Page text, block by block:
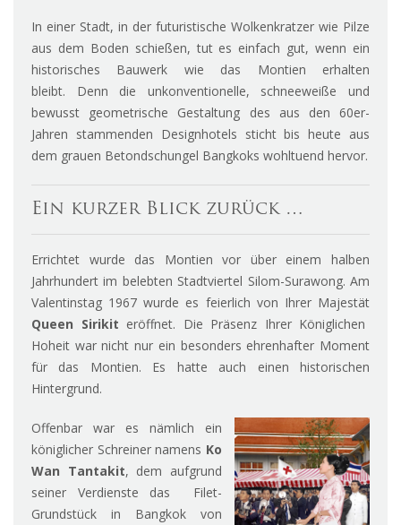
In einer Stadt, in der futuristische Wolkenkratzer wie Pilze
aus dem Boden schießen, tut es einfach gut, wenn ein
historisches Bauwerk wie das Montien erhalten
bleibt. Denn die unkonventionelle, schneeweiße und
bewusst geometrische Gestaltung des aus den 60er-
Jahren stammenden Designhotels sticht bis heute aus
dem grauen Betondschungel Bangkoks wohltuend hervor.
Ein kurzer Blick zurück …
Errichtet wurde das Montien vor über einem halben
Jahrhundert im belebten Stadtviertel Silom-Surawong. Am
Valentinstag 1967 wurde es feierlich von Ihrer Majestät
Queen Sirikit eröffnet. Die Präsenz Ihrer Königlichen
Hoheit war nicht nur ein besonders ehrenhafter Moment
für das Montien. Es hatte auch einen historischen
Hintergrund.
Offenbar war es nämlich ein
königlicher Schreiner namens Ko
Wan Tantakit, dem aufgrund
seiner Verdienste das Filet-
Grundstück in Bangkok von